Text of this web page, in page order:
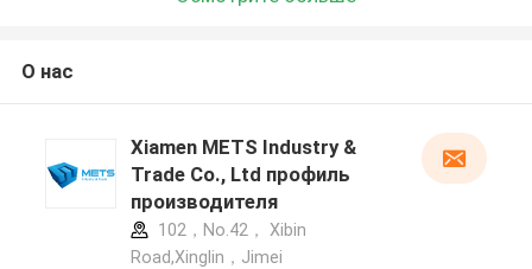
О нас
Xiamen METS Industry &
Trade Co., Ltd профиль
производителя
102，No.42， Xibin
Road,Xinglin，Jimei